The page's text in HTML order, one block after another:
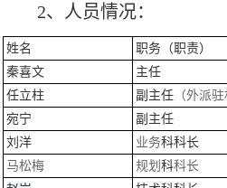
2、人员情况：
姓名 职务（职责）
秦喜文
主任
任立柱
副主任 （外派
宛宁
副主任
刘洋
业务科科长
马松梅
规划 科科长